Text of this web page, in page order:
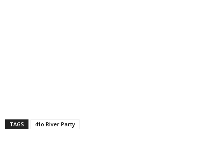
TAGS 41ο River Party